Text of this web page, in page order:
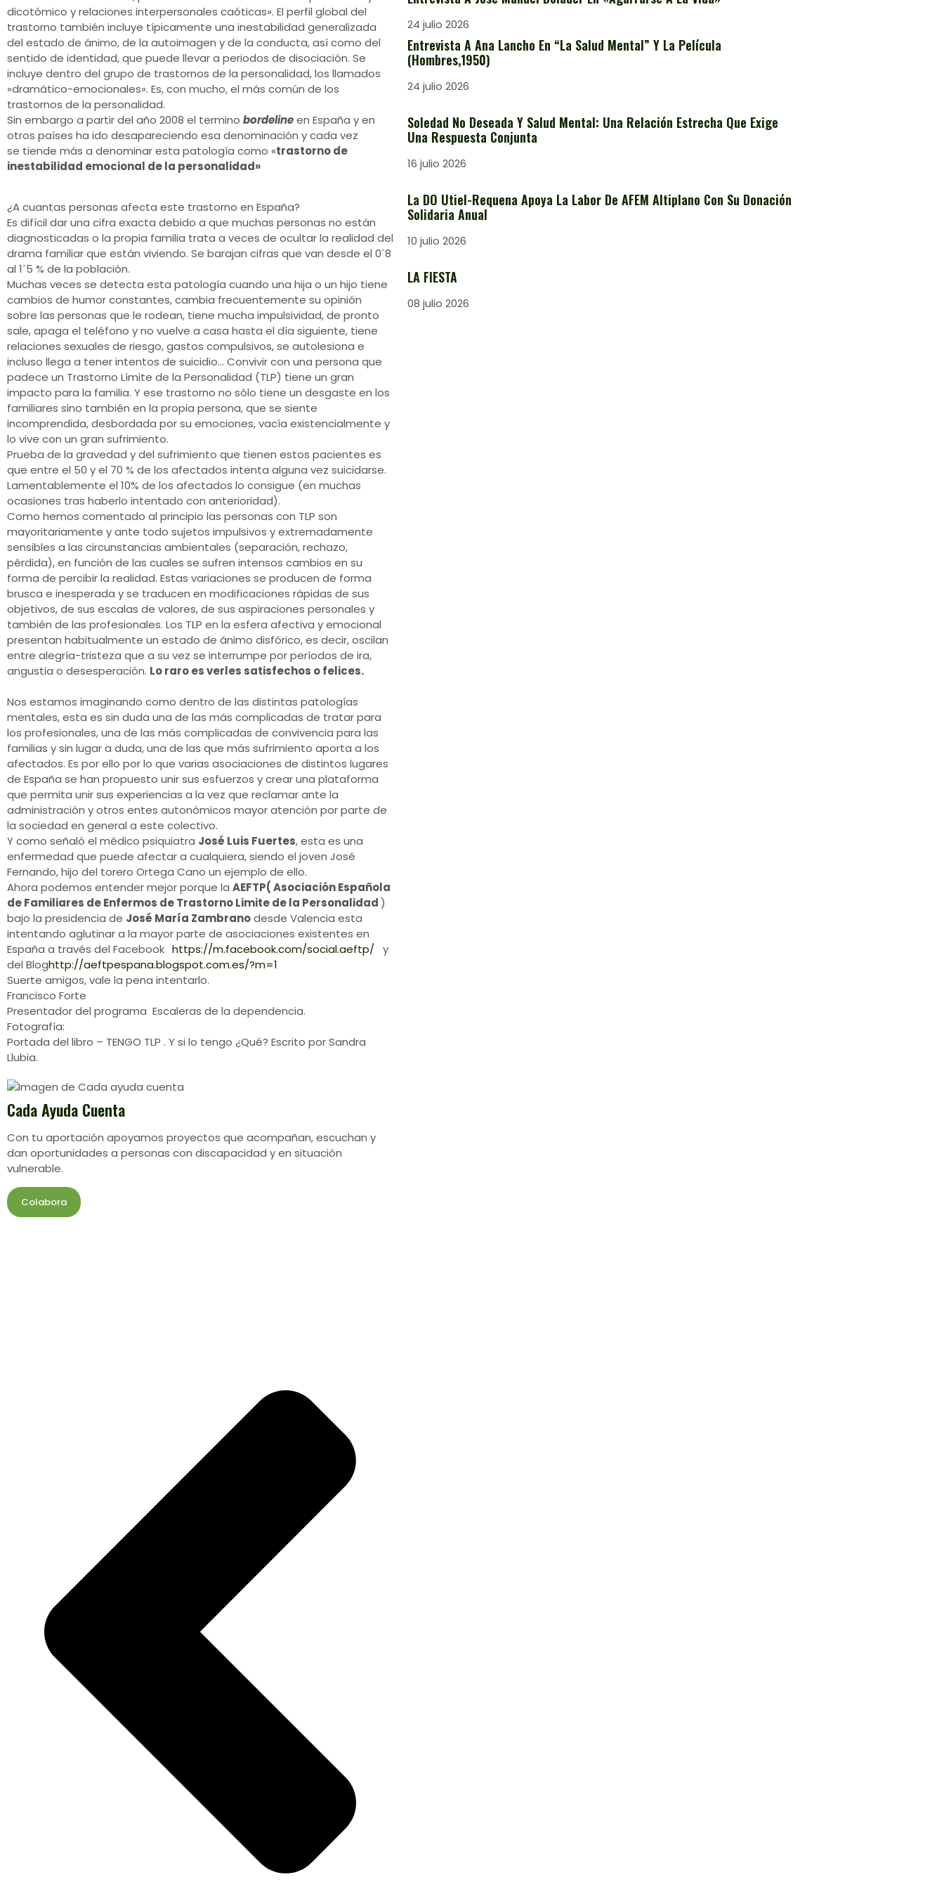
dicotómico y relaciones interpersonales caóticas». El perfil global del
trastorno también incluye típicamente una inestabilidad generalizada
del estado de ánimo, de la autoimagen y de la conducta, así como del
sentido de identidad, que puede llevar a periodos de disociación. Se
incluye dentro del grupo de trastornos de la personalidad, los llamados
«dramático-emocionales». Es, con mucho, el más común de los
trastornos de la personalidad.
Sin embargo a partir del año 2008 el termino bordelineen España y en
otros países ha ido desapareciendo esa denominación y cada vez
se tiende más a denominar esta patología como «trastorno de
inestabilidad emocional de la personalidad»
¿A cuantas personas afecta este trastorno en España?
Es difícil dar una cifra exacta debido a que muchas personas no están
diagnosticadas o la propia familia trata a veces de ocultar la realidad del
drama familiar que están viviendo. Se barajan cifras que van desde el 0´8
al 1´5 % de la población.
Muchas veces se detecta esta patología cuando una hija o un hijo tiene
cambios de humor constantes, cambia frecuentemente su opinión
sobre las personas que le rodean, tiene mucha impulsividad, de pronto
sale, apaga el teléfono y no vuelve a casa hasta el día siguiente, tiene
relaciones sexuales de riesgo, gastos compulsivos, se autolesiona e
incluso llega a tener intentos de suicidio… Convivir con una persona que
padece un Trastorno Límite de la Personalidad (TLP) tiene un gran
impacto para la familia. Y ese trastorno no sólo tiene un desgaste en los
familiares sino también en la propia persona, que se siente
incomprendida, desbordada por su emociones, vacía existencialmente y
lo vive con un gran sufrimiento.
Prueba de la gravedad y del sufrimiento que tienen estos pacientes es
que entre el 50 y el 70 % de los afectados intenta alguna vez suicidarse.
Lamentablemente el 10% de los afectados lo consigue (en muchas
ocasiones tras haberlo intentado con anterioridad).
Como hemos comentado al principio las personas con TLP son
mayoritariamente y ante todo sujetos impulsivos y extremadamente
sensibles a las circunstancias ambientales (separación, rechazo,
pérdida), en función de las cuales se sufren intensos cambios en su
forma de percibir la realidad. Estas variaciones se producen de forma
brusca e inesperada y se traducen en modificaciones rápidas de sus
objetivos, de sus escalas de valores, de sus aspiraciones personales y
también de las profesionales. Los TLP en la esfera afectiva y emocional
presentan habitualmente un estado de ánimo disfórico, es decir, oscilan
entre alegría-tristeza que a su vez se interrumpe por períodos de ira,
angustia o desesperación. Lo raro es verles satisfechos o felices.
Nos estamos imaginando como dentro de las distintas patologías
mentales, esta es sin duda una de las más complicadas de tratar para
los profesionales, una de las más complicadas de convivencia para las
familias y sin lugar a duda, una de las que más sufrimiento aporta a los
afectados. Es por ello por lo que varias asociaciones de distintos lugares
de España se han propuesto unir sus esfuerzos y crear una plataforma
que permita unir sus experiencias a la vez que reclamar ante la
administración y otros entes autonómicos mayor atención por parte de
la sociedad en general a este colectivo.
Y como señaló el médico psiquiatra José Luis Fuertes, esta es una
enfermedad que puede afectar a cualquiera, siendo el joven José
Fernando, hijo del torero Ortega Cano un ejemplo de ello.
Ahora podemos entender mejor porque la AEFTP( Asociación Española
de Familiares de Enfermos de Trastorno Limite de la Personalidad)
bajo la presidencia de José María Zambranodesde Valencia esta
intentando aglutinar a la mayor parte de asociaciones existentes en
España a través del Facebook https://m.facebook.com/social.aeftp/ y
del Bloghttp://aeftpespana.blogspot.com.es/?m=1
Suerte amigos, vale la pena intentarlo.
Francisco Forte
Presentador del programa Escaleras de la dependencia.
Fotografía:
Portada del libro – TENGO TLP . Y si lo tengo ¿Qué? Escrito por Sandra
Llubia.
Cada Ayuda Cuenta
Con tu aportación apoyamos proyectos que acompañan, escuchan y
dan oportunidades a personas con discapacidad y en situación
vulnerable.
Colabora
24 julio 2026
Entrevista A Ana Lancho En “La Salud Mental” Y La Película
(Hombres,1950)
24 julio 2026
Soledad No Deseada Y Salud Mental: Una Relación Estrecha Que Exige
Una Respuesta Conjunta
16 julio 2026
La DO Utiel-Requena Apoya La Labor De AFEM Altiplano Con Su Donación
Solidaria Anual
10 julio 2026
LA FIESTA
08 julio 2026